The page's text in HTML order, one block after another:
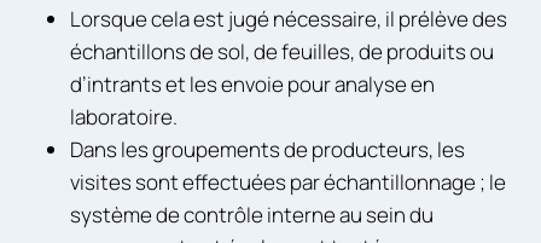
Lorsque cela est jugé nécessaire, il prélève des
échantillons de sol, de feuilles, de produits ou
d’intrants et les envoie pour analyse en
laboratoire.
Dans les groupements de producteurs, les
visites sont effectuées par échantillonnage ; le
système de contrôle interne au sein du